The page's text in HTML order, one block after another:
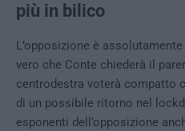
più in bilico
L’opposizione è
vero che Conte chiederà il
centrodestra voterà compatto
di un possibile ritorno nel
esponenti dell’opposizione